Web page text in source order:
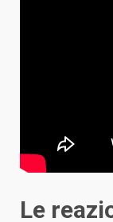
Le